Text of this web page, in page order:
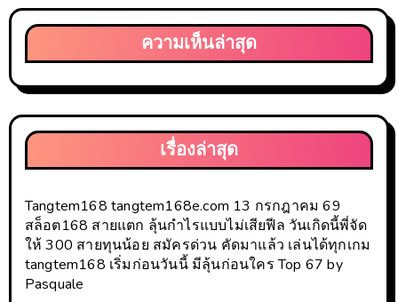
ความเห็นล่าสุด
เรื่องล่าสุด
Tangtem168 tangtem168e.com 13 กรกฎาคม 69
สล็อต168 สายแตก ลุ้นกำไรแบบไม่เสียฟีล วันเกิดนี้พี่จัด
ให้ 300 สายทุนน้อย สมัครด่วน คัดมาแล้ว เล่นได้ทุกเกม
tangtem168 เริ่มก่อนวันนี้ มีลุ้นก่อนใคร Top 67 by
Pasquale